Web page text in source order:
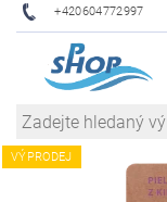
+420604772997
VÝPRODEJ